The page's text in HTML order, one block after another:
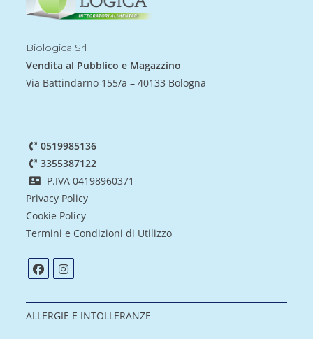
Biologica Srl
Vendita al Pubblico e Magazzino
Via Battindarno 155/a – 40133 Bologna
0519985136
3355387122
P.IVA 04198960371
Privacy Policy
Cookie Policy
Termini e Condizioni di Utilizzo
ALLERGIE E INTOLLERANZE